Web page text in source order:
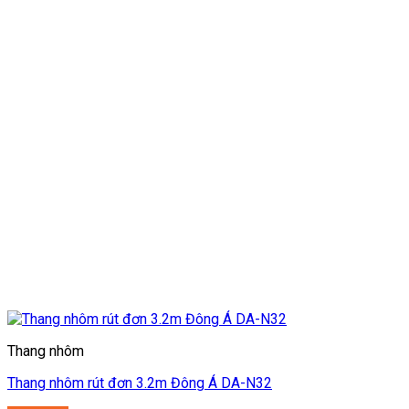
Thang nhôm
Thang nhôm rút đơn 3.2m Đông Á DA-N32